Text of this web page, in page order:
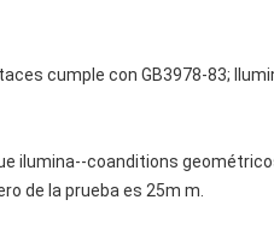
cumple con GB3978-83;
ilumina--coanditions
de la prueba es 25m m.